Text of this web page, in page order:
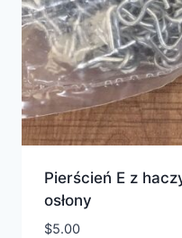
Pierścień E z
osłony
$5.00